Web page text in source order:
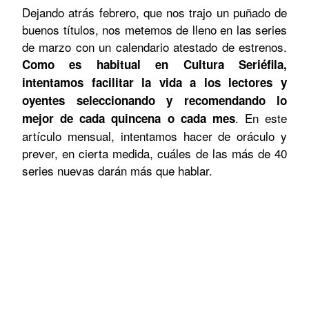
Dejando atrás febrero, que nos trajo un puñado de
buenos títulos, nos metemos de lleno en las series
de marzo con un calendario atestado de estrenos.
Como es habitual en Cultura Seriéfila,
intentamos facilitar la vida a los lectores y
oyentes seleccionando y recomendando lo
mejor de cada quincena o cada mes. En este
artículo mensual, intentamos hacer de oráculo y
prever, en cierta medida, cuáles de las más de 40
series nuevas darán más que hablar.